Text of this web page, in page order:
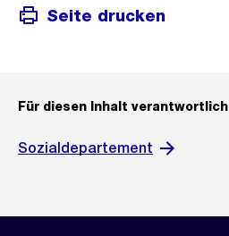
Seite drucken
Für diesen Inhalt verantwortlich
Sozialdepartement